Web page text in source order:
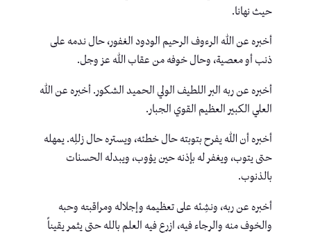
حيث نهانا.
أخبره عن الله الرءوف الرحيم الودود الغفور، حال ندمه على
ذنب أو معصية، وحال خوفه من عقاب الله عز وجل.
أخبره عن ربه البر اللطيف الولي الحميد الشكور. أخبره عن الله
العلي الكبير العظيم القوي الجبار.
أخبره أن الله يفرح بتوبته حال خطئه، ويستره حال زللِه. يمهله
حتى يتوب، ويغفر له بإذنه حين يؤوب، ويبدله الحسنات
بالذنوب.
أخبره عن ربه، ونشِئه على تعظيمه وإجلاله ومراقبته وحبه
والخوف منه والرجاء فيه، ازرع فيه العلم بالله حتى يثمر يقيناً